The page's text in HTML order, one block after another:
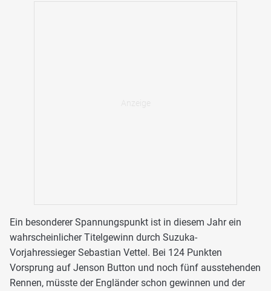
Ein besonderer Spannungspunkt ist in diesem Jahr ein
wahrscheinlicher Titelgewinn durch Suzuka-
Vorjahressieger Sebastian Vettel. Bei 124 Punkten
Vorsprung auf Jenson Button und noch fünf ausstehenden
Rennen, müsste der Engländer schon gewinnen und der